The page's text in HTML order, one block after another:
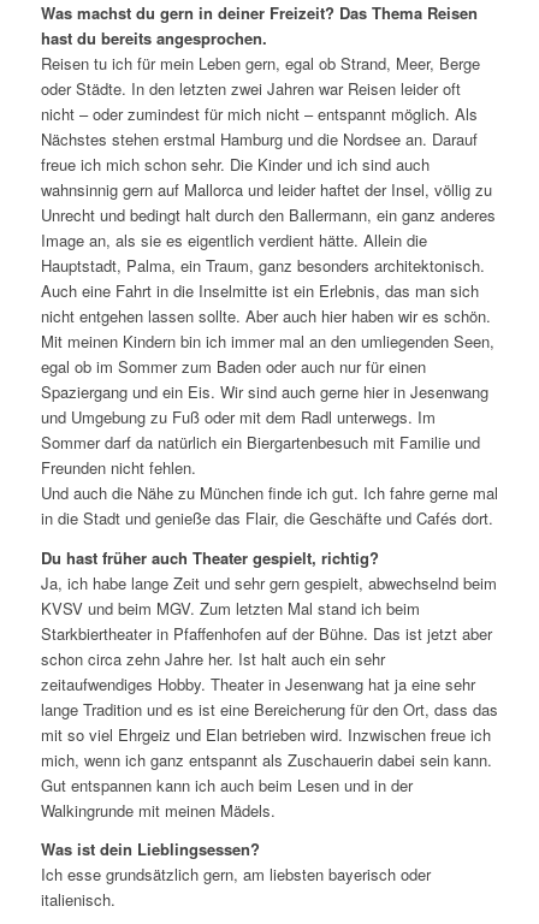
Was machst du gern in deiner Freizeit? Das Thema Reisen
hast du bereits angesprochen.
Reisen tu ich für mein Leben gern, egal ob Strand, Meer, Berge
oder Städte. In den letzten zwei Jahren war Reisen leider oft
nicht – oder zumindest für mich nicht – entspannt möglich. Als
Nächstes stehen erstmal Hamburg und die Nordsee an. Darauf
freue ich mich schon sehr. Die Kinder und ich sind auch
wahnsinnig gern auf Mallorca und leider haftet der Insel, völlig zu
Unrecht und bedingt halt durch den Ballermann, ein ganz anderes
Image an, als sie es eigentlich verdient hätte. Allein die
Hauptstadt, Palma, ein Traum, ganz besonders architektonisch.
Auch eine Fahrt in die Inselmitte ist ein Erlebnis, das man sich
nicht entgehen lassen sollte. Aber auch hier haben wir es schön.
Mit meinen Kindern bin ich immer mal an den umliegenden Seen,
egal ob im Sommer zum Baden oder auch nur für einen
Spaziergang und ein Eis. Wir sind auch gerne hier in Jesenwang
und Umgebung zu Fuß oder mit dem Radl unterwegs. Im
Sommer darf da natürlich ein Biergartenbesuch mit Familie und
Freunden nicht fehlen.
Und auch die Nähe zu München finde ich gut. Ich fahre gerne mal
in die Stadt und genieße das Flair, die Geschäfte und Cafés dort.
Du hast früher auch Theater gespielt, richtig?
Ja, ich habe lange Zeit und sehr gern gespielt, abwechselnd beim
KVSV und beim MGV. Zum letzten Mal stand ich beim
Starkbiertheater in Pfaffenhofen auf der Bühne. Das ist jetzt aber
schon circa zehn Jahre her. Ist halt auch ein sehr
zeitaufwendiges Hobby. Theater in Jesenwang hat ja eine sehr
lange Tradition und es ist eine Bereicherung für den Ort, dass das
mit so viel Ehrgeiz und Elan betrieben wird. Inzwischen freue ich
mich, wenn ich ganz entspannt als Zuschauerin dabei sein kann.
Gut entspannen kann ich auch beim Lesen und in der
Walkingrunde mit meinen Mädels.
Was ist dein Lieblingsessen?
Ich esse grundsätzlich gern, am liebsten bayerisch oder
italienisch.